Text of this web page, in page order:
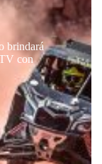
brindará
con